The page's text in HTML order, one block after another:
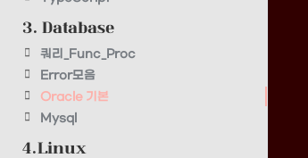
3. Database
쿼리_Func_Proc
Error모음
Oracle 기본
Mysql
4.Linux